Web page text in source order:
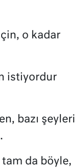
o kadar
istiyordur
bazı şeyleri
da böyle,